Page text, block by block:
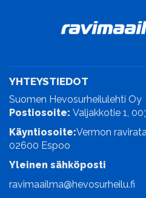
YHTEYSTIEDOT
Suomen Hevosurheilulehti Oy
Postiosoite: Valjakkotie 1,
Käyntiosoite:Vermon
02600 Espoo
Yleinen sähköposti
ravimaailma@hevosurheilu.fi